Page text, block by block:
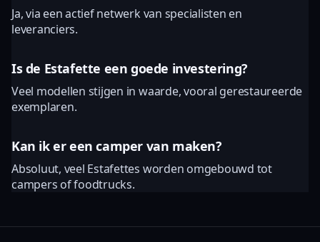
Ja, via een actief netwerk van specialisten en
leveranciers.
Is de Estafette een goede investering?
Veel modellen stijgen in waarde, vooral gerestaureerde
exemplaren.
Kan ik er een camper van maken?
Absoluut, veel Estafettes worden omgebouwd tot
campers of foodtrucks.